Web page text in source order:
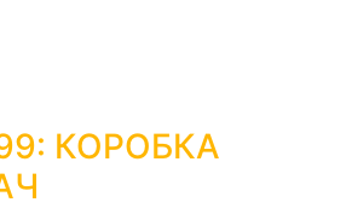
КОРОБКА